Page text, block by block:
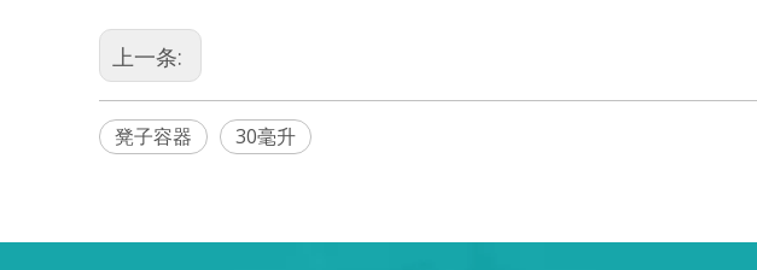
上一条:
凳子容器 30毫升